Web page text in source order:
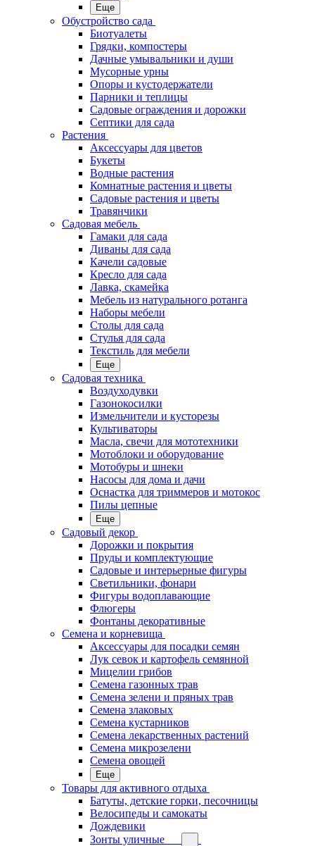
Еще
Обустройство сада
Биотуалеты
Грядки, компостеры
Дачные умывальники и души
Мусорные урны
Опоры и кустодержатели
Парники и теплицы
Садовые ограждения и дорожки
Септики для сада
Растения
Аксессуары для цветов
Букеты
Водные растения
Комнатные растения и цветы
Садовые растения и цветы
Травянчики
Садовая мебель
Гамаки для сада
Диваны для сада
Качели садовые
Кресло для сада
Лавка, скамейка
Мебель из натурального ротанга
Наборы мебели
Столы для сада
Стулья для сада
Текстиль для мебели
Еще
Садовая техника
Воздуходувки
Газонокосилки
Измельчители и кусторезы
Культиваторы
Масла, свечи для мототехники
Мотоблоки и оборудование
Мотобуры и шнеки
Насосы для дома и дачи
Оснастка для триммеров и мотокос
Пилы цепные
Еще
Садовый декор
Дорожки и покрытия
Пруды и комплектующие
Садовые и интерьерные фигуры
Светильники, фонари
Фигуры водоплавающие
Флюгеры
Фонтаны декоративные
Семена и корневища
Аксессуары для посадки семян
Лук севок и картофель семянной
Мицелии грибов
Семена газонных трав
Семена зелени и пряных трав
Семена злаковых
Семена кустарников
Семена лекарственных растений
Семена микрозелени
Семена овощей
Еще
Товары для активного отдыха
Батуты, детские горки, песочницы
Велосипеды и самокаты
Дождевики
Зонты уличные